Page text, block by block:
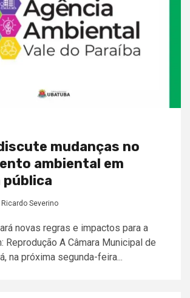
mudanças no
ambiental em
pública
Ricardo Severino
novas regras e impactos para a
Reprodução A Câmara Municipal de
na próxima segunda-feira...